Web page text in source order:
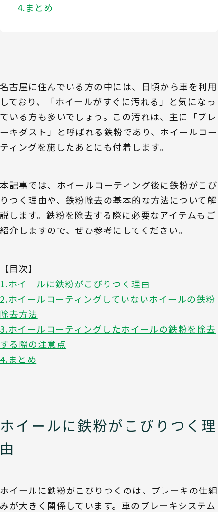
まとめ
名古屋に住んでいる方の中には、日頃から車を利用
しており、「ホイールがすぐに汚れる」と気になっ
ている方も多いでしょう。この汚れは、主に「ブレ
ーキダスト」と呼ばれる鉄粉であり、ホイールコー
ティングを施したあとにも付着します。
本記事では、ホイールコーティング後に鉄粉がこび
りつく理由や、鉄粉除去の基本的な方法について解
説します。鉄粉を除去する際に必要なアイテムもご
紹介しますので、ぜひ参考にしてください。
【目次】
1.ホイールに鉄粉がこびりつく理由
2.ホイールコーティングしていないホイールの鉄粉
除去方法
3.ホイールコーティングしたホイールの鉄粉を除去
する際の注意点
4.まとめ
ホイールに鉄粉がこびりつく理
由
ホイールに鉄粉がこびりつくのは、ブレーキの仕組
みが大きく関係しています。車のブレーキシステム